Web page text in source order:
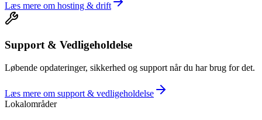
Læs mere om hosting & drift
Support & Vedligeholdelse
Løbende opdateringer, sikkerhed og support når du har brug for det.
Læs mere om support & vedligeholdelse
Lokalområder